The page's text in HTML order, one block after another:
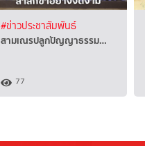
#ข่าวประชาสัมพันธ์
สามเณรปลูกปัญญาธรรม…
77